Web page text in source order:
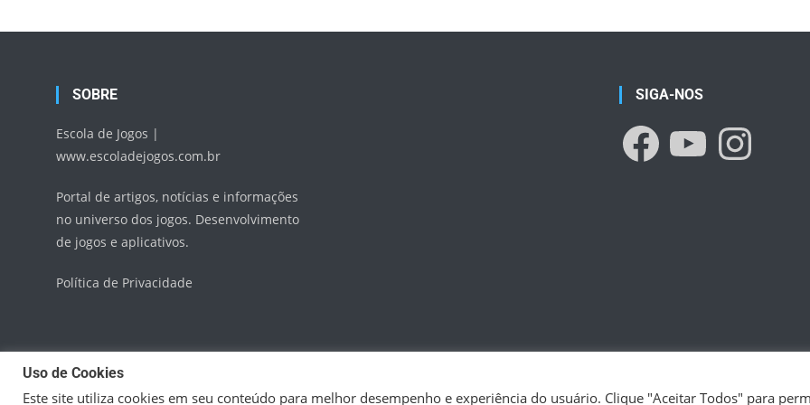
SOBRE
Escola de Jogos |
www.escoladejogos.com.br
Portal de artigos, notícias e informações
no universo dos jogos. Desenvolvimento
de jogos e aplicativos.
Política de Privacidade
SIGA-NOS
Uso de Cookies
Este site utiliza cookies em seu conteúdo para melhor desempenho e experiência do usuário. Clique "Aceitar Todos" para